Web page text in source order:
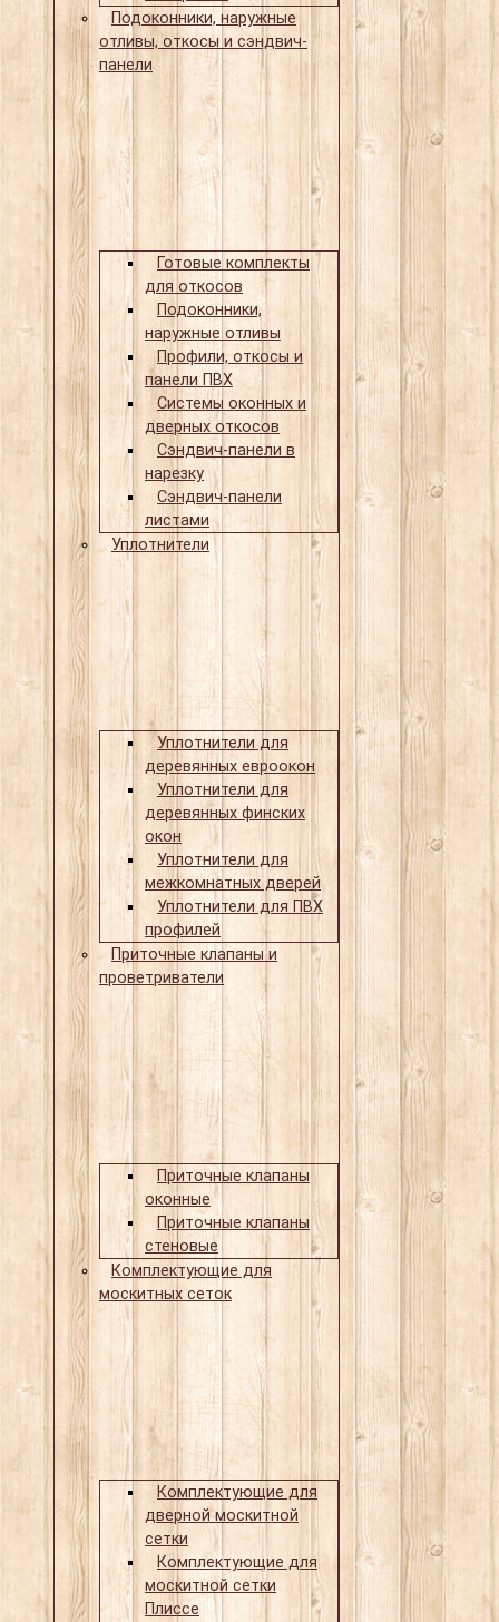
Подоконники, наружные
отливы, откосы и сэндвич-
панели
Готовые комплекты
для откосов
Подоконники,
наружные отливы
Профили, откосы и
панели ПВХ
Системы оконных и
дверных откосов
Сэндвич-панели в
нарезку
Сэндвич-панели
листами
Уплотнители
Уплотнители для
деревянных евроокон
Уплотнители для
деревянных финских
окон
Уплотнители для
межкомнатных дверей
Уплотнители для ПВХ
профилей
Приточные клапаны и
проветриватели
Приточные клапаны
оконные
Приточные клапаны
стеновые
Комплектующие для
москитных сеток
Комплектующие для
дверной москитной
сетки
Комплектующие для
москитной сетки
Плиссе